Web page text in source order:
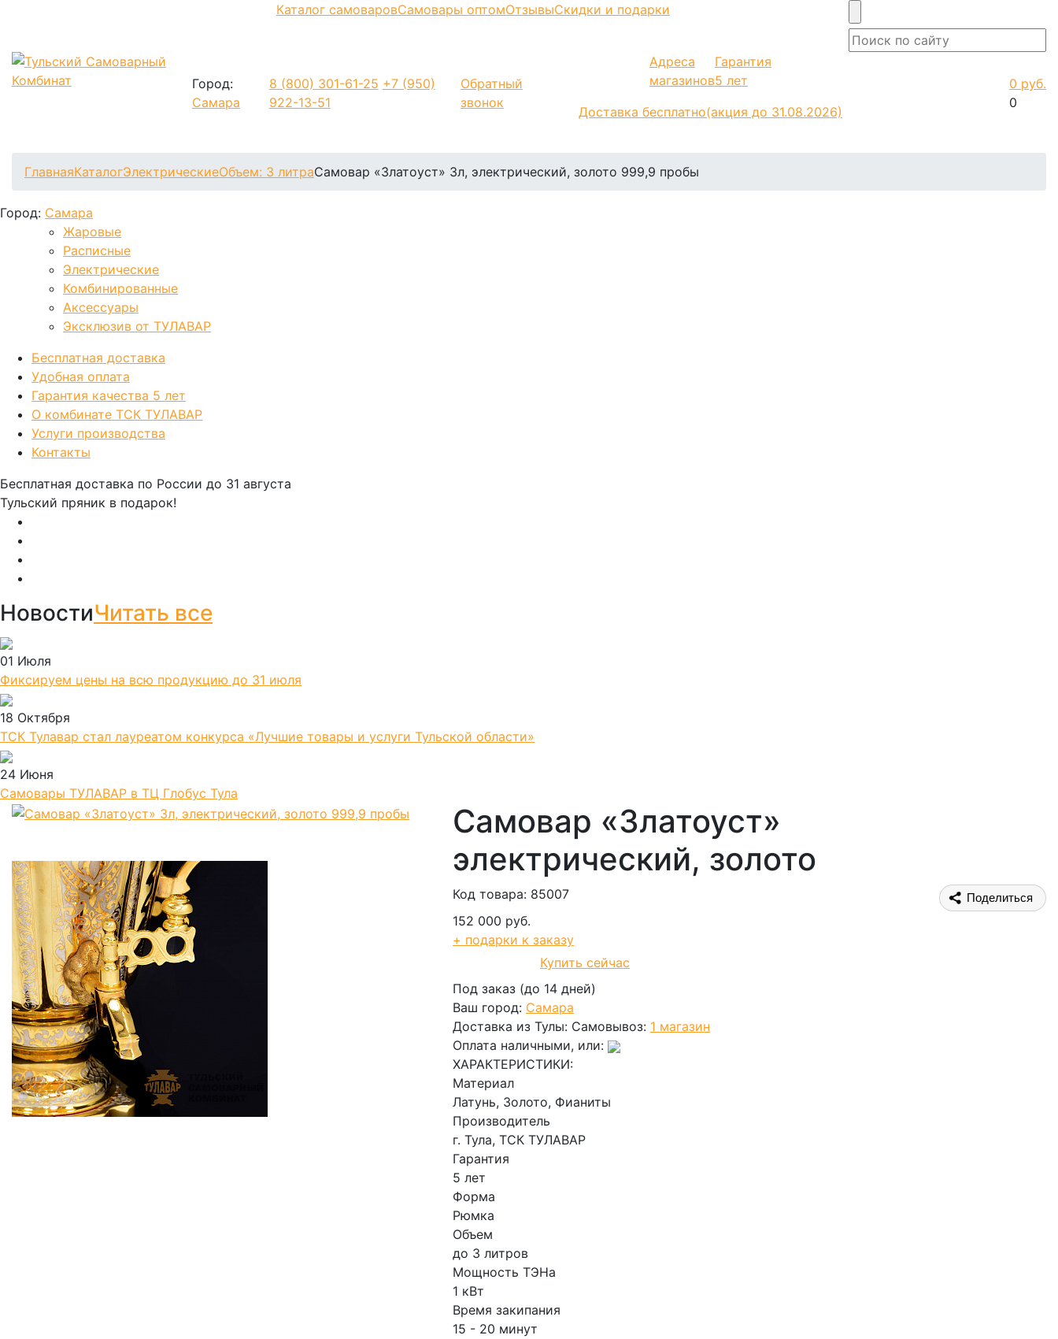
Каталог самоваровСамовары оптомОтзывыСкидки и подарки
Город:
Самара
8 (800) 301-61-25 +7 (950)
922-13-51
Обратный
звонок
Адреса
магазинов
Гарантия
5 лет
Доставка бесплатно(акция до 31.08.2026)
0 руб.
0
ГлавнаяКаталогЭлектрическиеОбъем: 3 литраСамовар «Златоуст» 3л, электрический, золото 999,9 пробы
Город: Самара
Жаровые
Расписные
Электрические
Комбинированные
Аксессуары
Эксклюзив от ТУЛАВАР
Бесплатная доставка
Удобная оплата
Гарантия качества 5 лет
О комбинате ТСК ТУЛАВАР
Услуги производства
Контакты
Бесплатная доставка по России до 31 августа
Тульский пряник в подарок!
НовостиЧитать все
01 Июля
Фиксируем цены на всю продукцию до 31 июля
18 Октября
ТСК Тулавар стал лауреатом конкурса «Лучшие товары и услуги Тульской области»
24 Июня
Самовары ТУЛАВАР в ТЦ Глобус Тула
Самовар «Златоуст»
электрический, золото
Код товара: 85007 Поделиться
152 000 руб.
+ подарки к заказу
Купить сейчас
Под заказ (до 14 дней)
Ваш город: Самара
Доставка из Тулы: Самовывоз: 1 магазин
Оплата наличными, или:
ХАРАКТЕРИСТИКИ:
Материал
Латунь, Золото, Фианиты
Производитель
г. Тула, ТСК ТУЛАВАР
Гарантия
5 лет
Форма
Рюмка
Объем
до 3 литров
Мощность ТЭНа
1 кВт
Время закипания
15 - 20 минут